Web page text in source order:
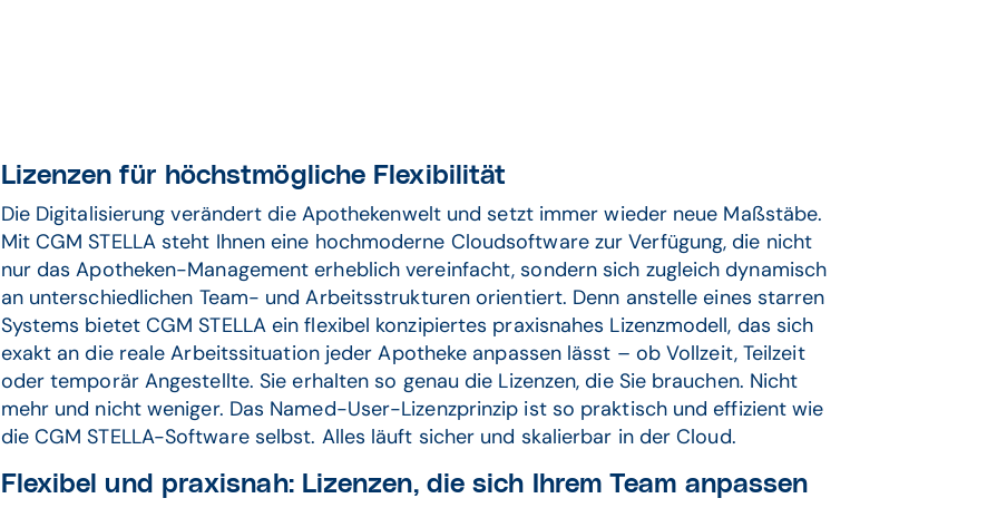
Lizenzen für höchstmögliche Flexibilität
Die Digitalisierung verändert die Apothekenwelt und setzt immer wieder neue Maßstäbe.
Mit CGM STELLA steht Ihnen eine hochmoderne Cloudsoftware zur Verfügung, die nicht
nur das Apotheken-Management erheblich vereinfacht, sondern sich zugleich dynamisch
an unterschiedlichen Team- und Arbeitsstrukturen orientiert. Denn anstelle eines starren
Systems bietet CGM STELLA ein flexibel konzipiertes praxisnahes Lizenzmodell, das sich
exakt an die reale Arbeitssituation jeder Apotheke anpassen lässt – ob Vollzeit, Teilzeit
oder temporär Angestellte. Sie erhalten so genau die Lizenzen, die Sie brauchen. Nicht
mehr und nicht weniger. Das Named-User-Lizenzprinzip ist so praktisch und effizient wie
die CGM STELLA-Software selbst. Alles läuft sicher und skalierbar in der Cloud.
Flexibel und praxisnah: Lizenzen, die sich Ihrem Team anpassen